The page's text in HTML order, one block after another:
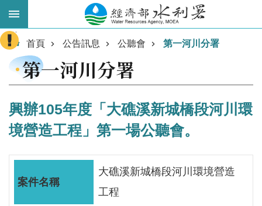
跳到主要內容區塊
進
階
搜
:::
首頁 公告訊息 公聽會 第一河川分署
第一河川分署
興辦105年度「大礁溪新城橋段河川環
境營造工程」第一場公聽會。
大礁溪新城橋段河川環境營造
工程